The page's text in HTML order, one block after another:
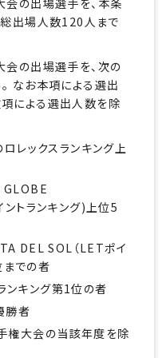
会の出場選手を、本条
出場人数120人まで
会の出場選手を、次の
なお本項による選出
による選出人数を除
レックスランキング上
トランキング)上位5
DEL SOL（LETポイ
までの者
キング第1位の者
勝者
権大会の当該年度を除